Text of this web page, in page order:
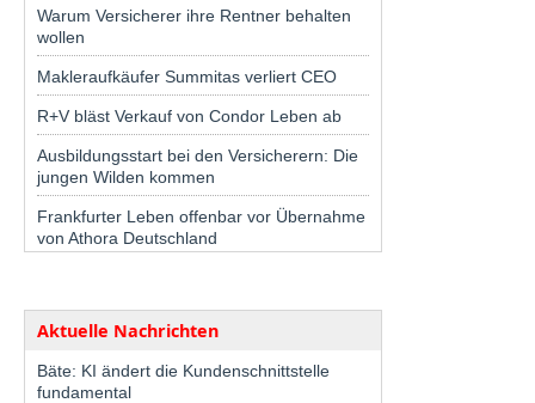
Warum Versicherer ihre Rentner behalten
wollen
Makleraufkäufer Summitas verliert CEO
R+V bläst Verkauf von Condor Leben ab
Ausbildungsstart bei den Versicherern: Die
jungen Wilden kommen
Frankfurter Leben offenbar vor Übernahme
von Athora Deutschland
Aktuelle Nachrichten
Bäte: KI ändert die Kundenschnittstelle
fundamental